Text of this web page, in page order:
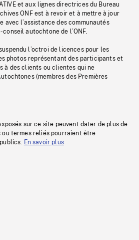
et aux lignes directrices du Bureau
ONF est à revoir et à mettre à jour
avec l’assistance des communautés
autochtone de l’ONF.
l’octroi de licences pour les
photos représentant des participants et
à des clients ou clientes qui ne
(membres des Premières
sur ce site peuvent dater de plus de
ou termes reliés pourraient être
En savoir plus